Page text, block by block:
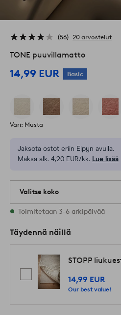
56 20 arvostelut
TONE puuvillamatto
14,99 EUR Basic
Väri: Musta
Jaksota ostot eriin Elpyn avulla.
Maksa alk. 4,20 EUR/kk. Lue lisää
Valitse koko
Varastossa on kaikkia kokoja
Toimitetaan 3-6 arkipäivää
Täydennä näillä
STOPP
14,99 EUR
Our best value!